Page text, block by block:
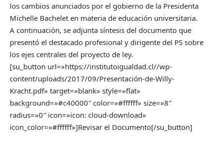
los cambios anunciados por el gobierno de la Presidenta
Michelle Bachelet en materia de educación universitaria.
A continuación, se adjunta síntesis del documento que
presentó el destacado profesional y dirigente del PS sobre
los ejes centrales del proyecto de ley.
[su_button url=»https://institutoigualdad.cl//wp-
content/uploads/2017/09/Presentación-de-Willy-
Kracht.pdf» target=»blank» style=»flat»
background=»#c40000″ color=»#ffffff» size=»8″
radius=»0″ icon=»icon: cloud-download»
icon_color=»#ffffff»]Revisar el Documento[/su_button]